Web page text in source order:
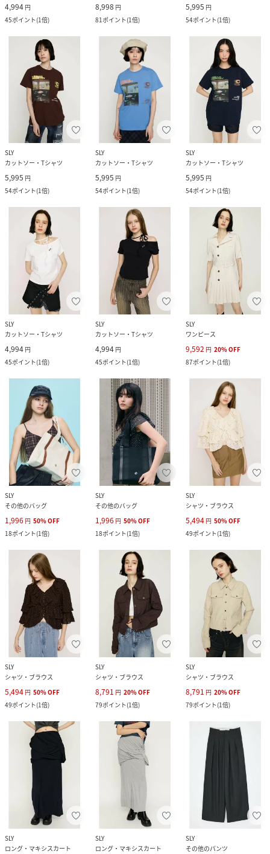
4,994 円
45ポイント(1倍)
8,998 円
81ポイント(1倍)
5,995 円
54ポイント(1倍)
SLY
カットソー・Tシャツ
5,995 円
54ポイント(1倍)
SLY
カットソー・Tシャツ
5,995 円
54ポイント(1倍)
SLY
カットソー・Tシャツ
5,995 円
54ポイント(1倍)
SLY
カットソー・Tシャツ
4,994 円
45ポイント(1倍)
SLY
カットソー・Tシャツ
4,994 円
45ポイント(1倍)
SLY
ワンピース
9,592 円 20%OFF
87ポイント(1倍)
SLY
その他のバッグ
1,996 円 50%OFF
18ポイント(1倍)
SLY
その他のバッグ
1,996 円 50%OFF
18ポイント(1倍)
SLY
シャツ・ブラウス
5,494 円 50%OFF
49ポイント(1倍)
SLY
シャツ・ブラウス
5,494 円 50%OFF
49ポイント(1倍)
SLY
シャツ・ブラウス
8,791 円 20%OFF
79ポイント(1倍)
SLY
シャツ・ブラウス
8,791 円 20%OFF
79ポイント(1倍)
SLY
ロング・マキシスカート
SLY
ロング・マキシスカート
SLY
その他のパンツ